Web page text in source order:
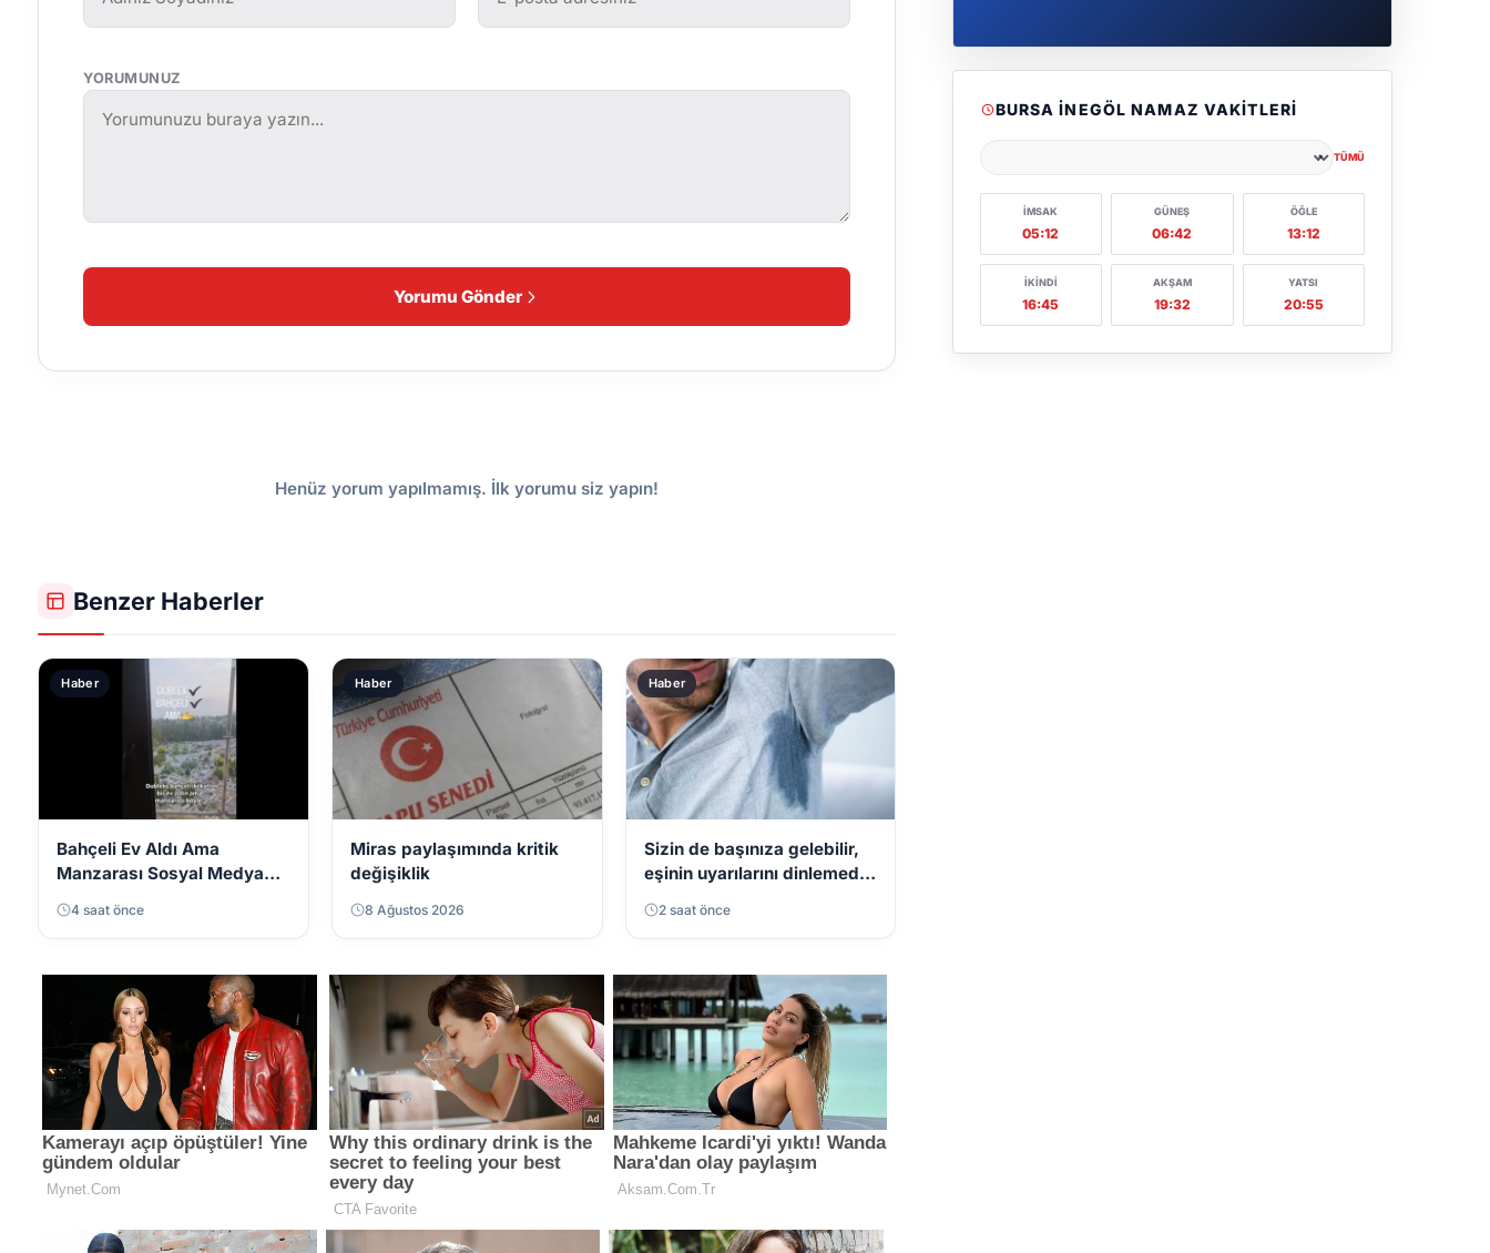
YORUMUNUZ
Yorumu Gönder
Henüz yorum yapılmamış. İlk yorumu siz yapın!
Benzer Haberler
Haber
Bahçeli Ev Aldı Ama
Manzarası Sosyal Medyada
Gündem Oldu
4 saat önce
Haber
Miras paylaşımında kritik
değişiklik
8 Ağustos 2026
Haber
Sizin de başınıza gelebilir,
eşinin uyarılarını dinlemedi!
360 bin TL ödeyecek
2 saat önce
BURSA İNEGÖL NAMAZ VAKITLERI
TÜMÜ
İMSAK
05:12
GÜNEŞ
06:42
ÖĞLE
13:12
İKINDI
16:45
AKŞAM
19:32
YATSI
20:55